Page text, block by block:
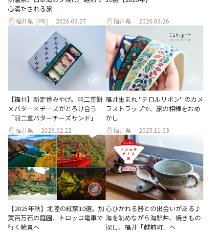
心満たされる旅
福井県 [PR] 2026.03.27 福井県 2026.03.26
【福井】新定番みやげ。羽二重餅
×バター×チーズがとろけ合う
「羽二重バターチーズサンド」
福井県 2026.02.22
福井生まれ "チロルリボン" のカメ
ラストラップで、旅の相棒をおめ
かし
福井県 2025.11.03
【2025年秋】北陸の紅葉10選。加
賀百万石の庭園、トロッコ電車で
行く絶景へ
心ひかれる器との出会いがある♪
海を眺めながら海鮮丼、焼きもの
探し、福井「越前町」へ